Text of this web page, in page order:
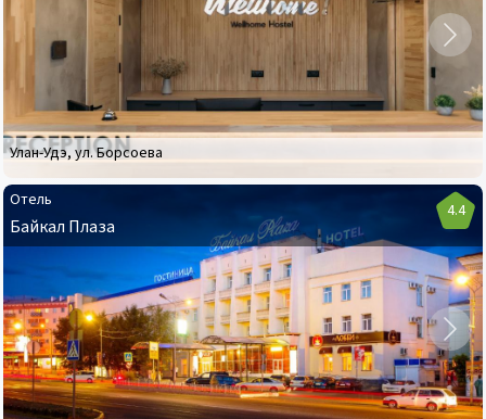
Улан-Удэ, ул. Борсоева
Отель
Байкал Плаза
Байкал
Плаза
4.4